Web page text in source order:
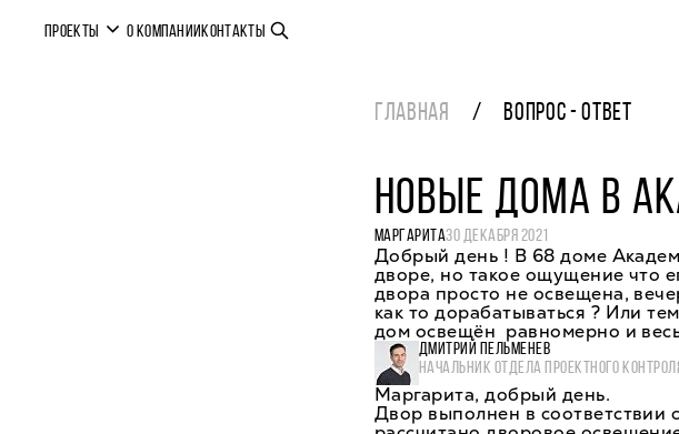
ПРОЕКТЫ О КОМПАНИИКОНТАКТЫ
ГЛАВНАЯ ВОПРОС - ОТВЕТ
НОВЫЕ ДОМА В
МАРГАРИТА30 ДЕКАБРЯ 2021
Добрый день ! В 68 доме
дворе, но такое ощущение что
двора просто не освещена,
как то дорабатываться ? Или
дом освещён равномерно и
ДМИТРИЙ ПЕЛЬМЕНЕВ
НАЧАЛЬНИК ОТДЕЛА ПРОЕКТНОГО
Маргарита, добрый день.
Двор выполнен в соответствии